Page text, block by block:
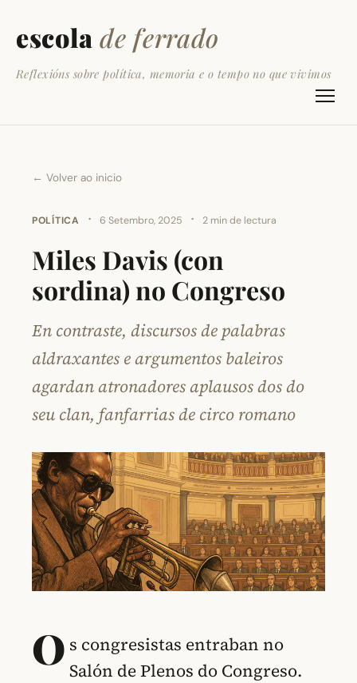
escola de ferrado
Reflexións sobre política, memoria e o tempo no que vivimos
← Volver ao inicio
POLÍTICA · 6 Setembro, 2025 · 2 min de lectura
Miles Davis (con
sordina) no Congreso
En contraste, discursos de palabras
aldraxantes e argumentos baleiros
agardan atronadores aplausos dos do
seu clan, fanfarrias de circo romano
O s congresistas entraban no
Salón de Plenos do Congreso.